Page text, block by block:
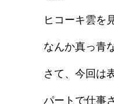
ヒコーキ雲を
なんか真っ青
さて、今回は
パートで仕事